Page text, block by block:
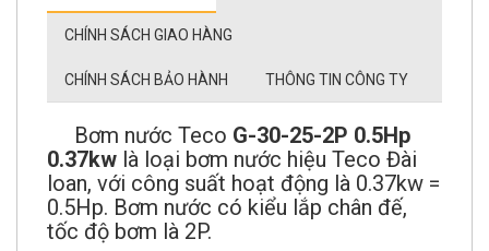
CHÍNH SÁCH GIAO HÀNG
CHÍNH SÁCH BẢO HÀNH THÔNG TIN CÔNG TY
Bơm nước Teco G-30-25-2P 0.5Hp
0.37kw là loại bơm nước hiệu Teco Đài
loan, với công suất hoạt động là 0.37kw =
0.5Hp. Bơm nước có kiểu lắp chân đế,
tốc độ bơm là 2P.